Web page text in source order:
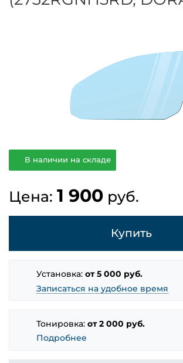
В наличии на складе
Цена: 1 900 руб.
Купить
Установка:от 5 000 руб.
Записаться на удобное время
Тонировка:от 2 000 руб.
Подробнее